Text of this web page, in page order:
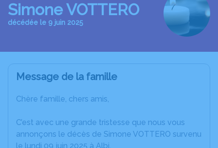
Simone VOTTERO
décédée le 9 juin 2025
Message de la famille
Chère famille, chers amis,
C’est avec une grande tristesse que nous vous
annonçons le décès de Simone VOTTERO survenu
le lundi 09 juin 2025 à Albi.